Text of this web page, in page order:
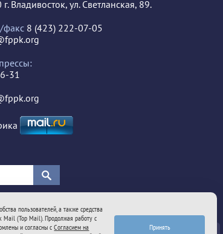
Владивосток, ул. Светланская, 89.
факс 8 (423) 222-07-05
31
пользователей, а также средства
Mail (Top Mail). Продолжая работу с
и согласны сСогласием на
Принять